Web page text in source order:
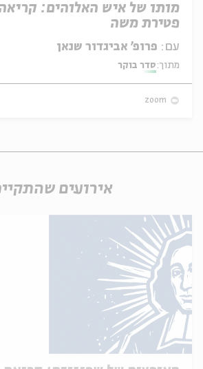
מותו של איש האלוהים:
פטירת משה
עם:
מתוך: סדר בוקר
zoom
אירועים